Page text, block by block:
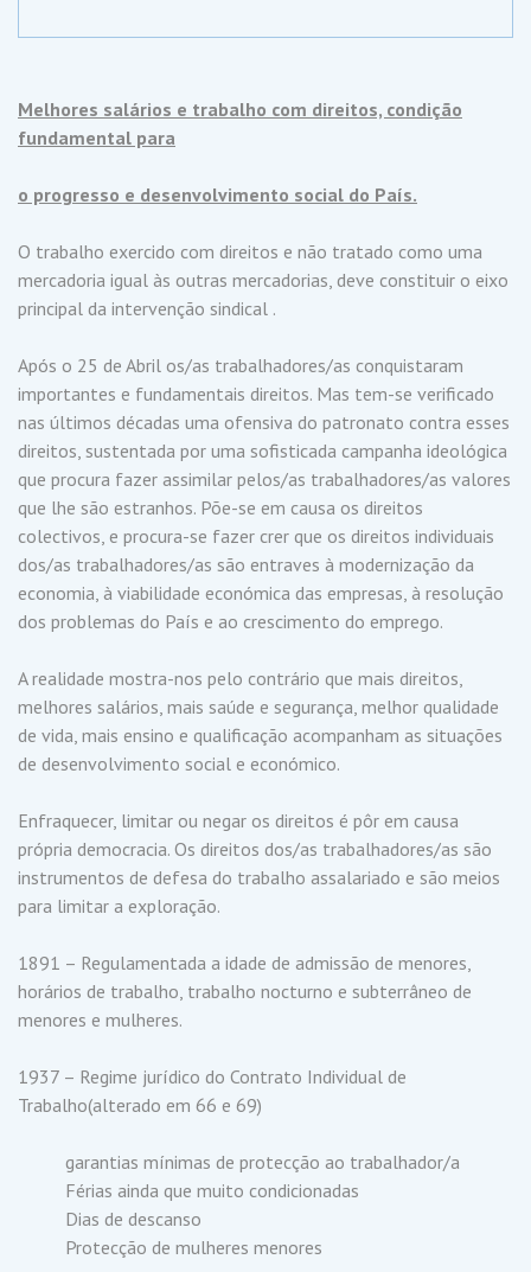
Melhores salários e trabalho com direitos, condição
fundamental para
o progresso e desenvolvimento social do País.
O trabalho exercido com direitos e não tratado como uma
mercadoria igual às outras mercadorias, deve constituir o eixo
principal da intervenção sindical .
Após o 25 de Abril os/as trabalhadores/as conquistaram
importantes e fundamentais direitos. Mas tem-se verificado
nas últimos décadas uma ofensiva do patronato contra esses
direitos, sustentada por uma sofisticada campanha ideológica
que procura fazer assimilar pelos/as trabalhadores/as valores
que lhe são estranhos. Põe-se em causa os direitos
colectivos, e procura-se fazer crer que os direitos individuais
dos/as trabalhadores/as são entraves à modernização da
economia, à viabilidade económica das empresas, à resolução
dos problemas do País e ao crescimento do emprego.
A realidade mostra-nos pelo contrário que mais direitos,
melhores salários, mais saúde e segurança, melhor qualidade
de vida, mais ensino e qualificação acompanham as situações
de desenvolvimento social e económico.
Enfraquecer, limitar ou negar os direitos é pôr em causa
própria democracia. Os direitos dos/as trabalhadores/as são
instrumentos de defesa do trabalho assalariado e são meios
para limitar a exploração.
1891 – Regulamentada a idade de admissão de menores,
horários de trabalho, trabalho nocturno e subterrâneo de
menores e mulheres.
1937 – Regime jurídico do Contrato Individual de
Trabalho(alterado em 66 e 69)
garantias mínimas de protecção ao trabalhador/a
Férias ainda que muito condicionadas
Dias de descanso
Protecção de mulheres menores